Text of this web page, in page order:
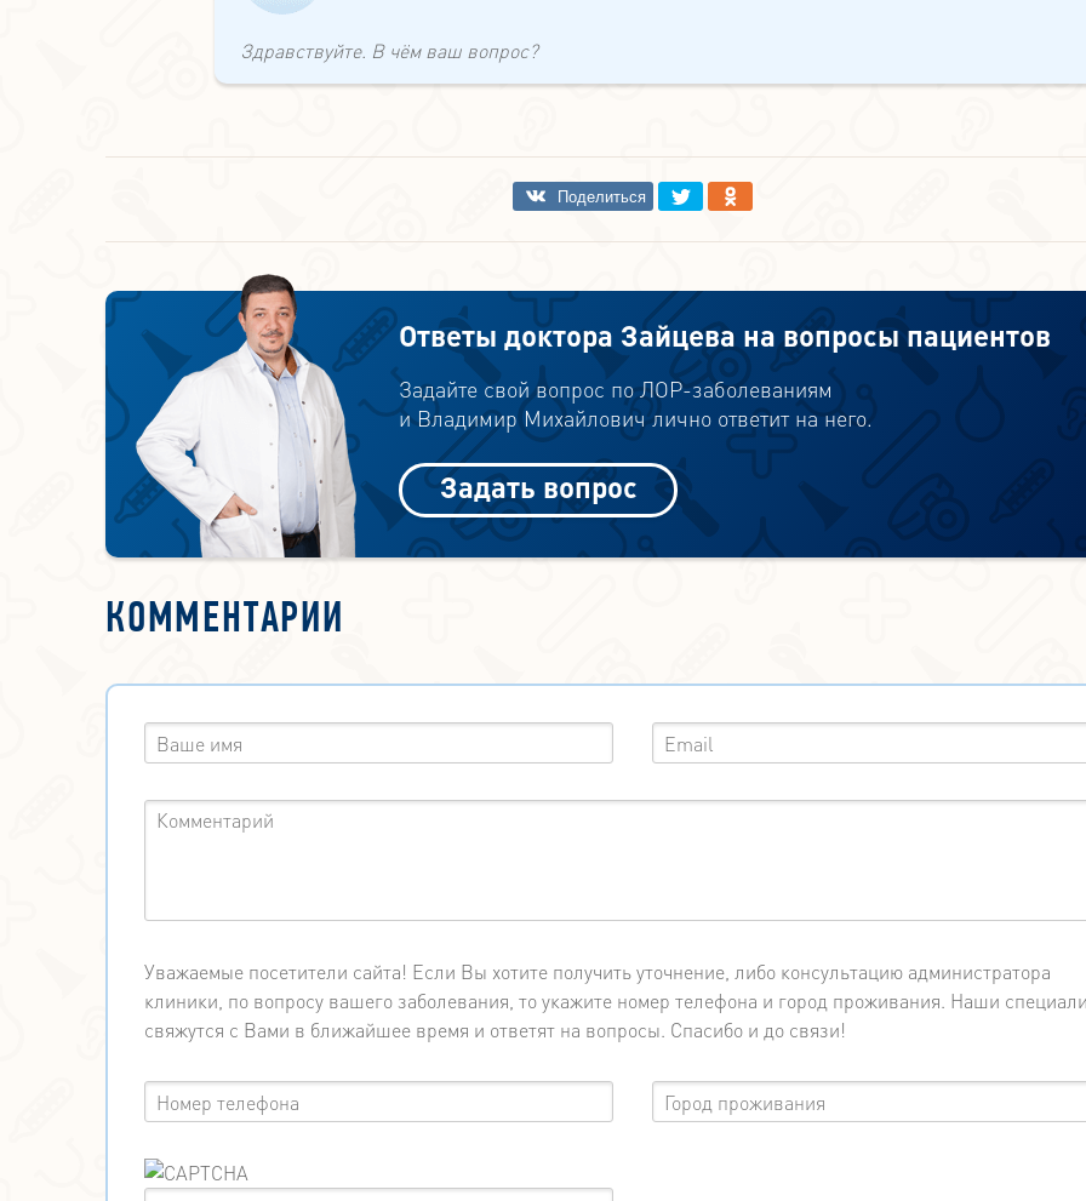
Здравствуйте. В чём ваш вопрос?
Ответы доктора Зайцева на вопросы пациентов
Задайте свой вопрос по ЛОР-заболеваниям
и Владимир Михайлович лично ответит на него.
Задать вопрос
КОММЕНТАРИИ
Уважаемые посетители сайта! Если Вы хотите получить уточнение, либо консультацию администратора
клиники, по вопросу вашего заболевания, то укажите номер телефона и город проживания. Наши
свяжутся с Вами в ближайшее время и ответят на вопросы. Спасибо и до связи!